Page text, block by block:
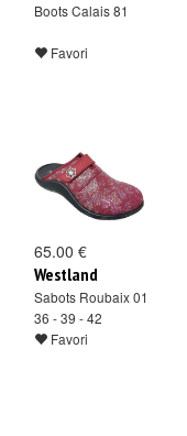
Boots Calais 81
Favori
65.00 €
Westland
Sabots Roubaix 01
36 - 39 - 42
Favori